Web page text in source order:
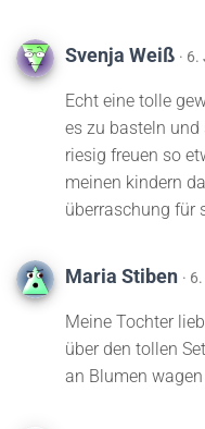
Svenja Weiß ·
Echt eine tolle
es zu basteln und
riesig freuen so
meinen kindern
überraschung für
Maria Stiben ·
Meine Tochter
über den tollen
an Blumen